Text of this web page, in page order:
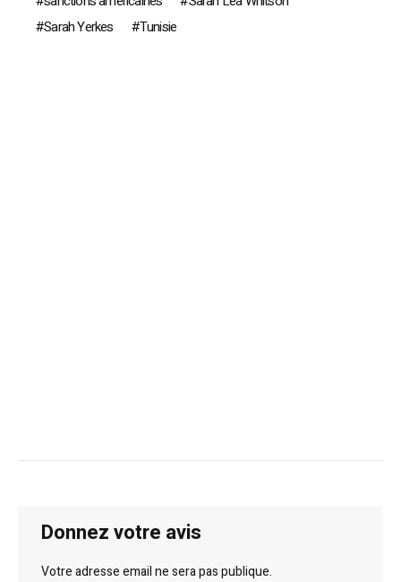
Sarah Yerkes
Tunisie
Donnez votre avis
Votre adresse email ne sera pas publique.